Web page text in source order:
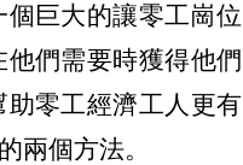
巨大的讓零工崗位
們需要時獲得他們
零工經濟工人更有
兩個方法。